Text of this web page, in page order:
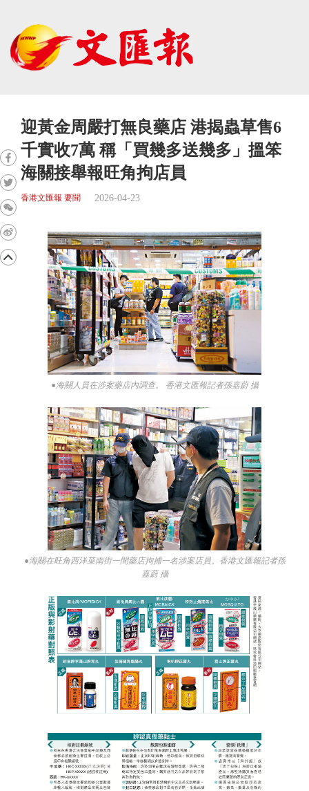
迎黃金周嚴打無良藥店 港揭蟲草售6
千實收7萬 稱「買幾多送幾多」搵笨
海關接舉報旺角拘店員
香港文匯報 要聞 2026-04-23
●海關人員在涉案藥店內調查。 香港文匯報記者孫嘉蔚 攝
●海關在旺角西洋菜南街一間藥店拘捕一名涉案店員。香港文匯報記者孫
嘉蔚 攝